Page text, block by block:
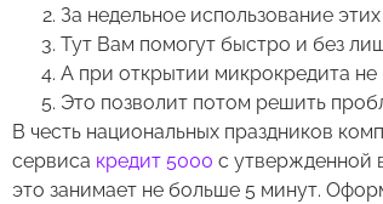
За недельное использование
Тут Вам помогут быстро и без
А при открытии микрокредита не
Это позволит потом решить
В честь национальных праздников
сервиса кредит 5000 с утвержденной
это занимает не больше 5 минут.